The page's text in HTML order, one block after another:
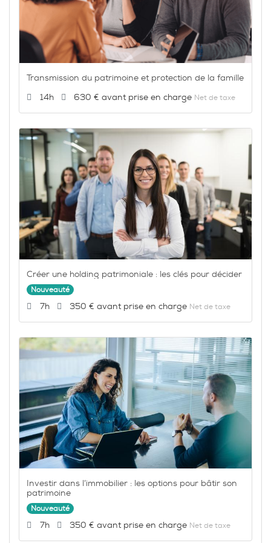
Transmission du patrimoine et protection de la famille
Durée :
14h Prix :
630 € Net de taxe
Créer une holding patrimoniale : les clés pour décider
Nouveauté
Durée :
7h Prix :
350 € Net de taxe
Investir dans l’immobilier : les options pour bâtir son
patrimoine
Nouveauté
Durée :
7h Prix :
350 € Net de taxe